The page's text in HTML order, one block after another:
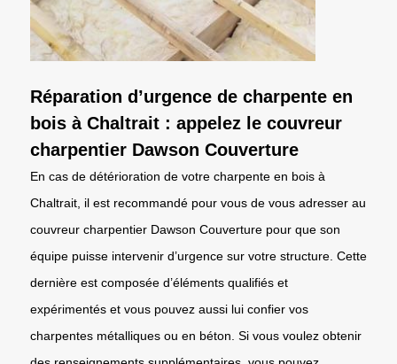
Réparation d’urgence de charpente en
bois à Chaltrait : appelez le couvreur
charpentier Dawson Couverture
En cas de détérioration de votre charpente en bois à
Chaltrait, il est recommandé pour vous de vous adresser au
couvreur charpentier Dawson Couverture pour que son
équipe puisse intervenir d’urgence sur votre structure. Cette
dernière est composée d’éléments qualifiés et
expérimentés et vous pouvez aussi lui confier vos
charpentes métalliques ou en béton. Si vous voulez obtenir